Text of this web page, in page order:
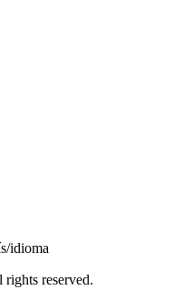
idioma
rights reserved.